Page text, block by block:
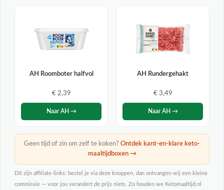
AH Roomboter halfvol
€ 2,39
Naar AH →
AH Rundergehakt
€ 3,49
Naar AH →
Geen tijd of zin om zelf te koken? Ontdek kant-en-klare keto-
maaltijdboxen →
Dit zijn affiliate-links: bestel je via deze knoppen, dan ontvangen wij een kleine
commissie — voor jou verandert de prijs niets. Zo houden we Ketomaaltijd.nl